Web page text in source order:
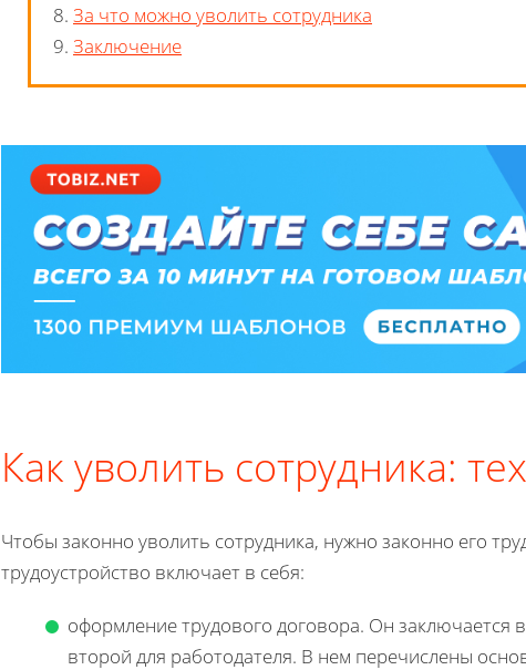
8. За что можно уволить сотрудника
9. Заключение
Как уволить сотрудника:
Чтобы законно уволить сотрудника, нужно законно его
трудоустройство включает в себя:
оформление трудового договора. Он заключается
второй для работодателя. В нем перечислены